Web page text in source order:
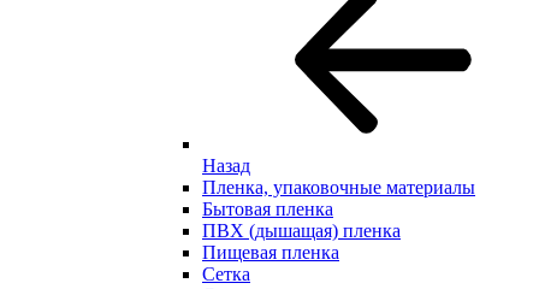
Назад
Пленка, упаковочные материалы
Бытовая пленка
ПВХ (дышащая) пленка
Пищевая пленка
Сетка